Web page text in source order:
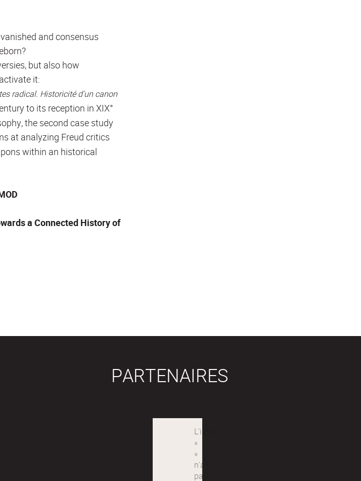
and consensus
but also how
it:
radical. Historicité d'un canon
to its reception in XIX°
the second case study
at analyzing Freud critics
within an historical
a Connected History of
PARTENAIRES